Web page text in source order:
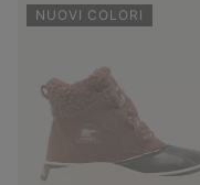
NUOVI COLORI